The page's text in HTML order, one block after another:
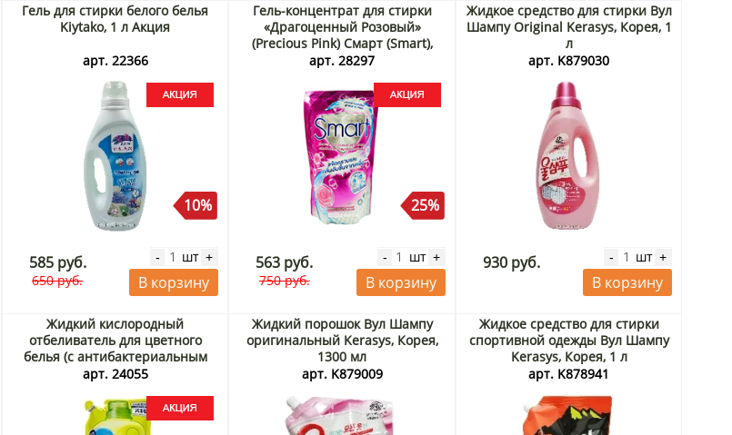
Гель для стирки белого белья
Kiytako, 1 л Акция
арт. 22366
10%
585 руб.
650 руб.
- шт +
В корзину
Гель-концентрат для стирки
«Драгоценный Розовый»
(Precious Pink) Смарт (Smart),
Таиланд, 550 мл Акция
арт. 28297
25%
563 руб.
750 руб.
- шт +
В корзину
Жидкое средство для стирки Вул
Шампу Original Kerasys, Корея, 1
л
арт. K879030
930 руб. - шт +
В корзину
Жидкий кислородный
отбеливатель для цветного
белья (с антибактериальным
эффектом) KAO, Япония, 720 мл
арт. 24055
Жидкий порошок Вул Шампу
оригинальный Kerasys, Корея,
1300 мл
арт. K879009
Жидкое средство для стирки
спортивной одежды Вул Шампу
Kerasys, Корея, 1 л
арт. K878941